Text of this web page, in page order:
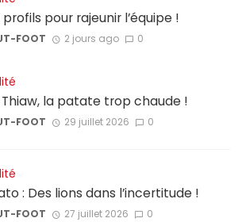
profils pour rajeunir l’équipe !
FOOT 2 jours ago 0
la patate trop chaude !
FOOT 29 juillet 2026 0
: Des lions dans l’incertitude !
FOOT 27 juillet 2026 0